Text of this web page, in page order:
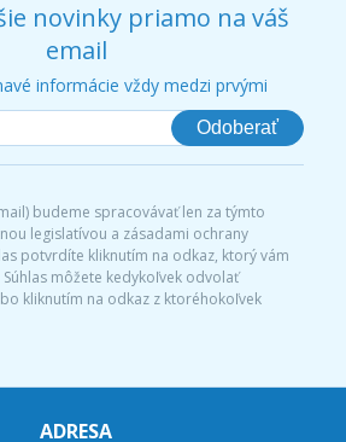
novinky priamo na váš
email
informácie vždy medzi prvými
Odoberať
budeme spracovávať len za týmto
legislatívou a zásadami ochrany
potvrdíte kliknutím na odkaz, ktorý vám
môžete kedykoľvek odvolať
kliknutím na odkaz z ktoréhokoľvek
ADRESA